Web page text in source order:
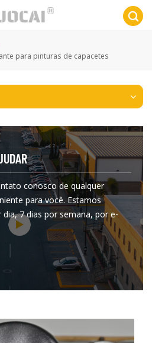
para pinturas de capacetes
conosco de qualquer
para você. Estamos
7 dias por semana, por e-